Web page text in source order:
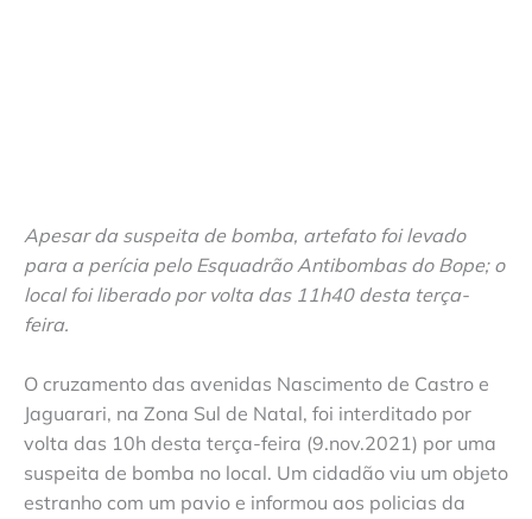
Apesar da suspeita de bomba, artefato foi levado
para a perícia pelo Esquadrão Antibombas do Bope; o
local foi liberado por volta das 11h40 desta terça-
feira.
O cruzamento das avenidas Nascimento de Castro e
Jaguarari, na Zona Sul de Natal, foi interditado por
volta das 10h desta terça-feira (9.nov.2021) por uma
suspeita de bomba no local. Um cidadão viu um objeto
estranho com um pavio e informou aos policias da